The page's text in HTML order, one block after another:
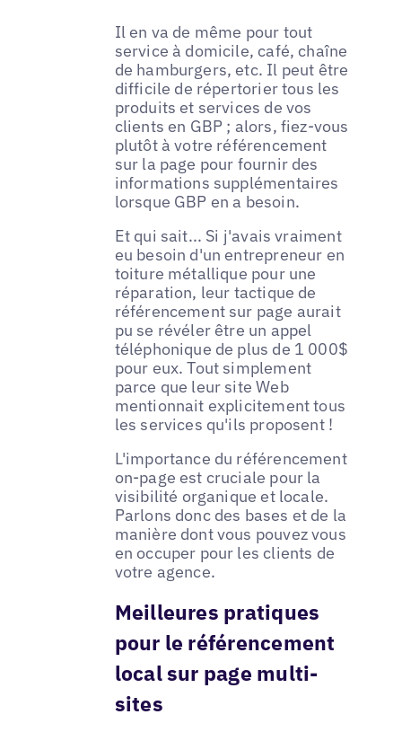
Il en va de même pour tout
service à domicile, café, chaîne
de hamburgers, etc. Il peut être
difficile de répertorier tous les
produits et services de vos
clients en GBP ; alors, fiez-vous
plutôt à votre référencement
sur la page pour fournir des
informations supplémentaires
lorsque GBP en a besoin.
Et qui sait... Si j'avais vraiment
eu besoin d'un entrepreneur en
toiture métallique pour une
réparation, leur tactique de
référencement sur page aurait
pu se révéler être un appel
téléphonique de plus de 1 000$
pour eux. Tout simplement
parce que leur site Web
mentionnait explicitement tous
les services qu'ils proposent !
L'importance du référencement
on-page est cruciale pour la
visibilité organique et locale.
Parlons donc des bases et de la
manière dont vous pouvez vous
en occuper pour les clients de
votre agence.
Meilleures pratiques
pour le référencement
local sur page multi-
sites